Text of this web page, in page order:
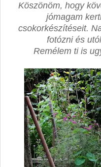
Köszönöm, hogy
jómagam
csokorkészítéseit.
fotózni és
Remélem ti is